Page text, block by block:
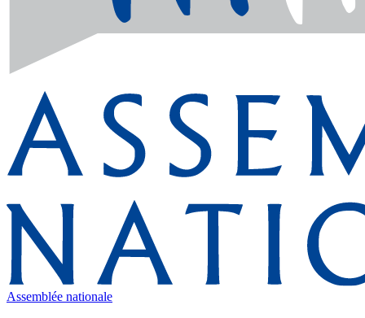
Assemblée nationale